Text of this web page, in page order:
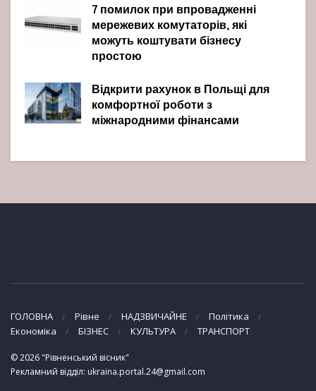
7 помилок при впровадженні
мережевих комутаторів, які
можуть коштувати бізнесу
простою
Відкрити рахунок в Польщі для
комфортної роботи з
міжнародними фінансами
ГОЛОВНА Рівне НАДЗВИЧАЙНЕ
Політика
Економіка
БІЗНЕС КУЛЬТУРА ТРАНСПОРТ
© 2026 "Рівненський вісник"
Рекламний відділ: ukraina.portal.24@gmail.com